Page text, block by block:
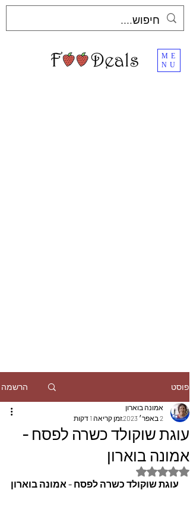
ME
NU
פוסט הרשמה
עוגת שוקולד כשרה לפסח -
אמונה בוארון
אמונה בוארון
2 באפר׳ 2023
זמן קריאה 1 דקות
דירוג של NaN מתוך 5 כוכבים
עוגת שוקולד כשרה לפסח - אמונה בוארון